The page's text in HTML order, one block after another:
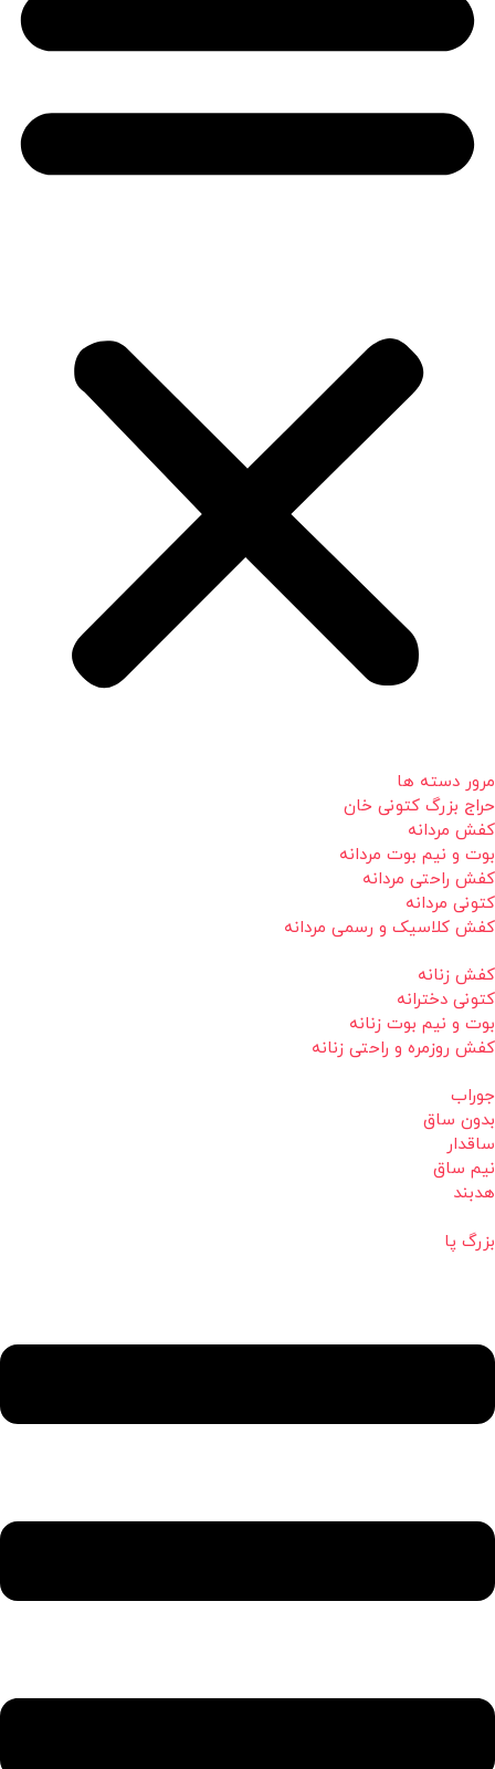
مرور دسته ها
حراج بزرگ کتونی خان
کفش مردانه
بوت و نیم بوت مردانه
کفش راحتی مردانه
کتونی مردانه
کفش کلاسیک و رسمی مردانه
کفش زنانه
کتونی دخترانه
بوت و نیم بوت زنانه
کفش روزمره و راحتی زنانه
جوراب
بدون ساق
ساقدار
نیم ساق
هدبند
بزرگ پا